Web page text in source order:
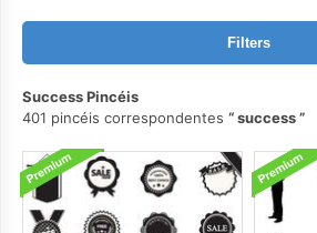
Filters
Success Pincéis
401 pincéis correspondentes
success